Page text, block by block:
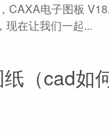
CAXA电子图板
现在让我们一起...
（cad如